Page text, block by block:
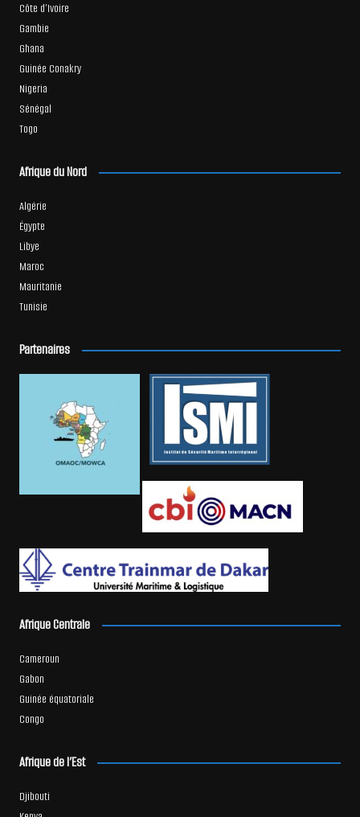
Côte d’Ivoire
Gambie
Ghana
Guinée Conakry
Nigeria
Sénégal
Togo
Afrique du Nord
Algérie
Égypte
Libye
Maroc
Mauritanie
Tunisie
Partenaires
Afrique Centrale
Cameroun
Gabon
Guinée équatoriale
Congo
Afrique de l’Est
Djibouti